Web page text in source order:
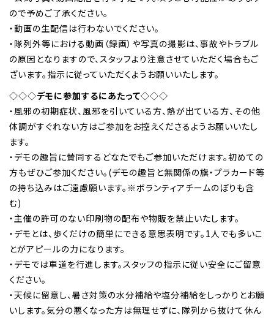
ので予めご了承ください。
・動画の生配信は行わないでください。
・隊列外等における動画（録画）や写真の撮影は、事故やトラブル
の原因となりますので、スタッフより注意させていただく場合もご
ざいます。指示に従っていただくようお願いいたします。
◇◇◇デモに参加するにあたって◇◇◇
・風邪の初期症状、風邪を引いている方、熱が出ている方、その他
体調がすぐれない方はご参加をお控えくださるようお願いいたし
ます。
・デモの趣旨に賛同するどなたでもご参加いただけます。初めての
方もぜひご参加ください。(デモの趣旨と無関係の旗・プラカード等
の持ち込みはご遠慮願います。※ボランティアチームのぼりも含
む)
・主催の許可のない印刷物の配布や物販を禁止いたします。
・デモとは、歩くだけの簡単にできる意思表明です。1人でも多いこ
とがアピールの力になります。
・デモでは車道を行進します。スタッフの指示に従い安全にご留意
ください。
・天候に留意し、暑さ対策の水分補給や塩分補給をしっかりとお願
いします。気分の悪くなった方は無理せずに、隊列から抜けて休ん